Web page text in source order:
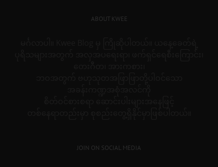
ABOUT KWEE
JOIN ON SOCIAL MEDIA